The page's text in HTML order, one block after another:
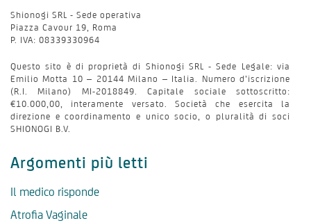
Shionogi SRL - Sede operativa
Piazza Cavour 19, Roma
P. IVA: 08339330964
Questo sito è di proprietà di Shionogi SRL - Sede Legale: via
Emilio Motta 10 – 20144 Milano – Italia. Numero d’iscrizione
(R.I. Milano) MI-2018849. Capitale sociale sottoscritto:
€10.000,00, interamente versato. Società che esercita la
direzione e coordinamento e unico socio, o pluralità di soci
SHIONOGI B.V.
Argomenti più letti
Il medico risponde
Atrofia Vaginale